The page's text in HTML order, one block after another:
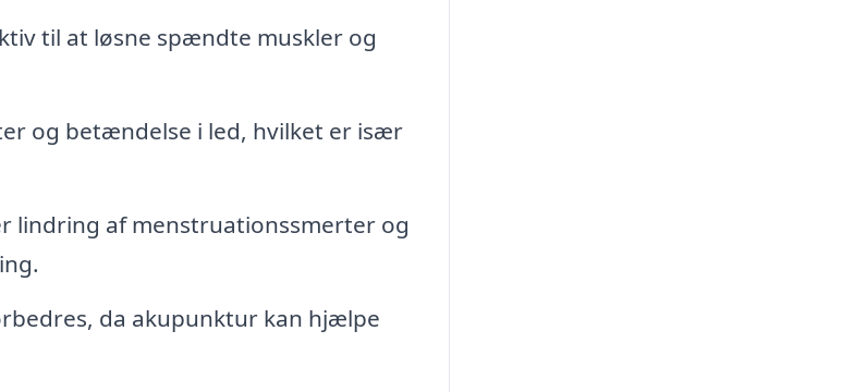
til at løsne spændte muskler og
og betændelse i led, hvilket er især
lindring af menstruationssmerter og
da akupunktur kan hjælpe